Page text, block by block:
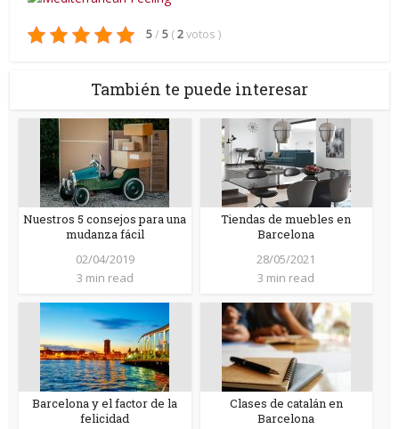
5/ 5 (2votos )
También te puede interesar
Nuestros 5 consejos para una
mudanza fácil
02/04/2019
3 min read
Tiendas de muebles en
Barcelona
28/05/2021
3 min read
Barcelona y el factor de la
felicidad
Clases de catalán en
Barcelona